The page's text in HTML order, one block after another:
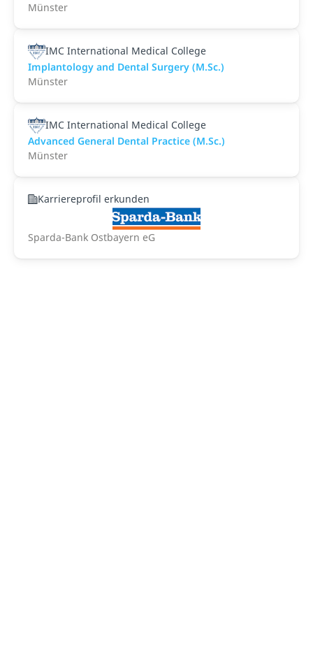
Münster
IMC International Medical College
Implantology and Dental Surgery (M.Sc.)
Münster
IMC International Medical College
Advanced General Dental Practice (M.Sc.)
Münster
Karriereprofil erkunden
Sparda-Bank Ostbayern eG